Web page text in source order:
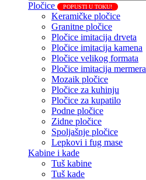
Pločice POPUSTI U TOKU!
Keramičke pločice
Granitne pločice
Pločice imitacija drveta
Pločice imitacija kamena
Pločice velikog formata
Pločice imitacija mermera
Mozaik pločice
Pločice za kuhinju
Pločice za kupatilo
Podne pločice
Zidne pločice
Spoljašnje pločice
Lepkovi i fug mase
Kabine i kade
Tuš kabine
Tuš kade